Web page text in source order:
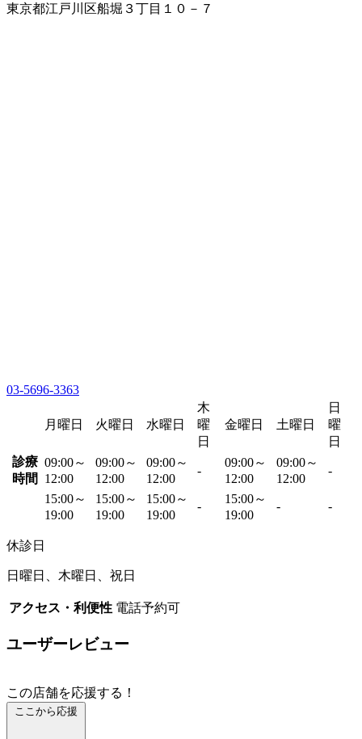
東京都江戸川区船堀３丁目１０－７
03-5696-3363
月曜日 火曜日 水曜日
木
曜
日
金曜日 土曜日
日
曜
日
診療
時間
09:00～
12:00
09:00～
12:00
09:00～
12:00
-
09:00～
12:00
09:00～
12:00
-
15:00～
19:00
15:00～
19:00
15:00～
19:00
-
15:00～
19:00
- -
休診日
日曜日、木曜日、祝日
アクセス・利便性 電話予約可
ユーザーレビュー
この店舗を応援する！
ここから応援